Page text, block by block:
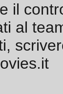
il
al